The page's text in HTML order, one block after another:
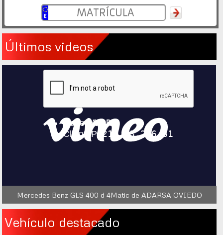
Últimos videos
Mercedes Benz GLS 400 d 4Matic de ADARSA OVIEDO
Vehículo destacado